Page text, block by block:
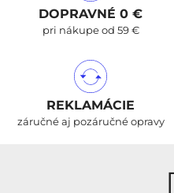
DOPRAVNÉ 0 €
pri nákupe od 59 €
REKLAMÁCIE
záručné aj pozáručné opravy